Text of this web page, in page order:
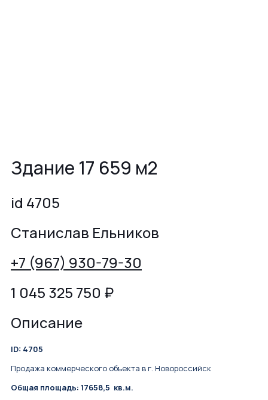
Здание 17 659 м2
id 4705
Станислав Ельников
+7 (967) 930-79-30
1 045 325 750 ₽
Описание
ID: 4705
Продажа коммерческого объекта в г. Новороссийск
Общая площадь: 17658,5 кв.м.